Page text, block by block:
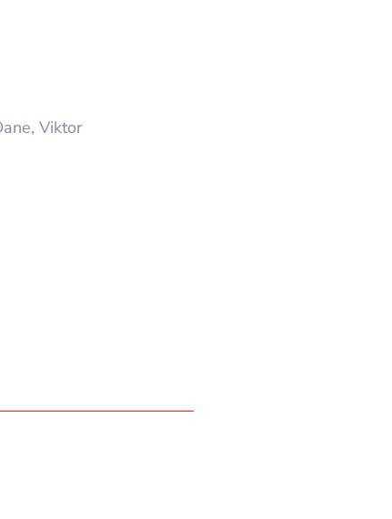
Viktor